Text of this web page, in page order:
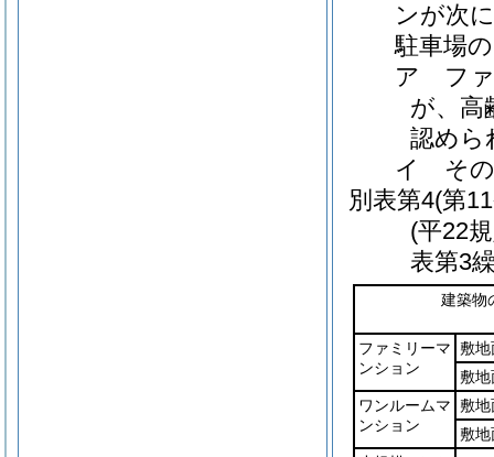
ンが次
駐車場
ア ファ
が、高
認めら
イ その
別表第4(第
(平22
表第3
建築物
ファミリーマ
ンション
敷地
敷地
ワンルームマ
ンション
敷地
敷地